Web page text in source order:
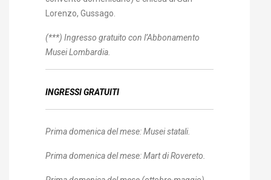
Lorenzo, Gussago.
(***) Ingresso gratuito con l’Abbonamento
Musei Lombardia.
INGRESSIGRATUITI
Prima domenica del mese: Musei statali.
Prima domenica del mese: Mart di Rovereto.